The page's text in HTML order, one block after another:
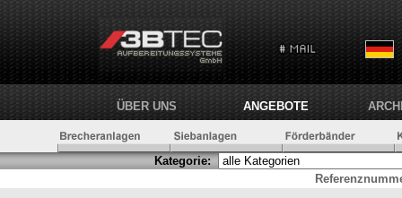
ÜBER UNS ANGEBOTE
Kategorie: